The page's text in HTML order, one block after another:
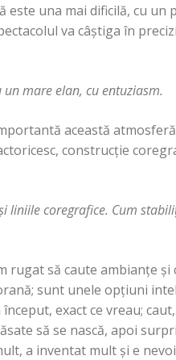
este una mai dificilă, cu un
va câştiga în
mare elan, cu entuziasm.
această
construcţie
liniile coregrafice. Cum
rugat să caute ambianţe şi
sunt unele opţiuni
exact ce vreau;
să se nască, apoi
a inventat mult şi e